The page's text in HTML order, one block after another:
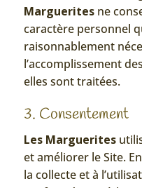
Margueritesne
caractère personnel
raisonnablement
l’accomplissement
elles sont traitées.
3. Consentement
Les Marguerites
et améliorer le Site.
la collecte et à